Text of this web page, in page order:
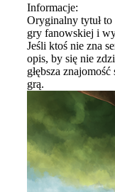
Informacje:
Oryginalny tytuł to
gry fanowskiej i
Jeśli ktoś nie zna
opis, by się nie
głębsza
grą.